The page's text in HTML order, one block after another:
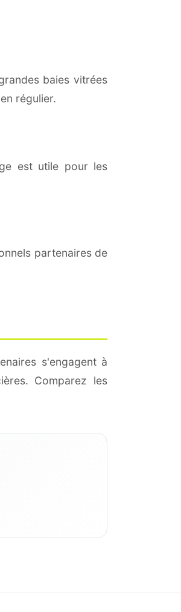
baies vitrées
régulier.
est utile pour les
partenaires de
s'engagent à
Comparez les